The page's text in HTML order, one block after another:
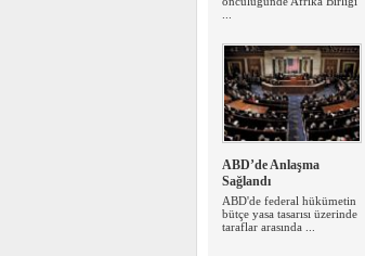
ABD’de Anlaşma
Sağlandı
ABD'de federal hükümetin
bütçe yasa tasarısı üzerinde
taraflar arasında ...